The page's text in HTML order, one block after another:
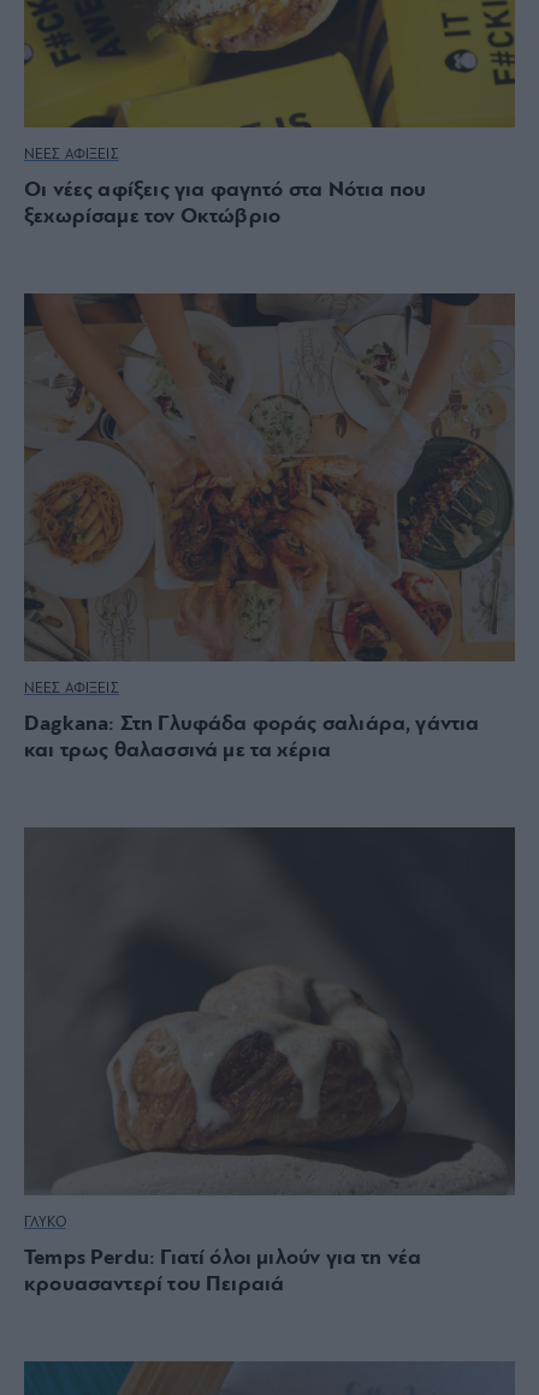
ΝΕΕΣ ΑΦΙΞΕΙΣ
Οι νέες αφίξεις για φαγητό στα Νότια που
ξεχωρίσαμε τον Οκτώβριο
ΝΕΕΣ ΑΦΙΞΕΙΣ
Dagkana: Στη Γλυφάδα φοράς σαλιάρα, γάντια
και τρως θαλασσινά με τα χέρια
ΓΛΥΚΟ
Temps Perdu: Γιατί όλοι μιλούν για τη νέα
κρουασαντερί του Πειραιά